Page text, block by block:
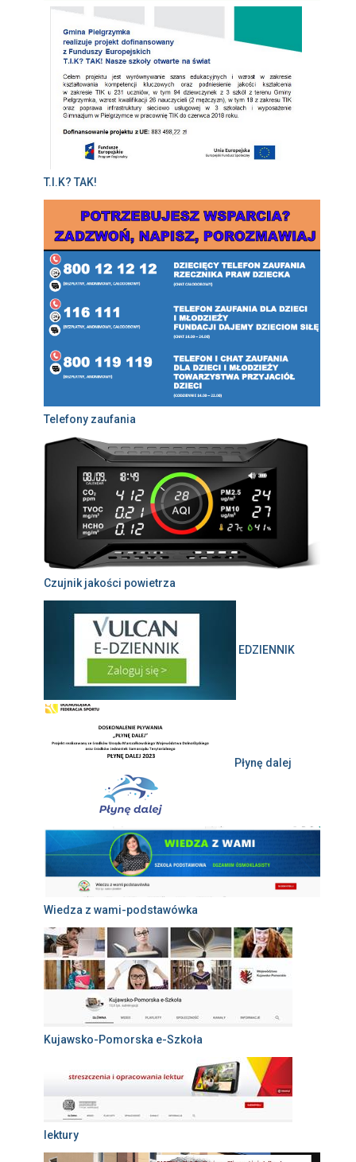
T.I.K? TAK!
Telefony zaufania
Czujnik jakości powietrza
EDZIENNIK
Płynę dalej
Wiedza z wami-podstawówka
Kujawsko-Pomorska e-Szkoła
lektury